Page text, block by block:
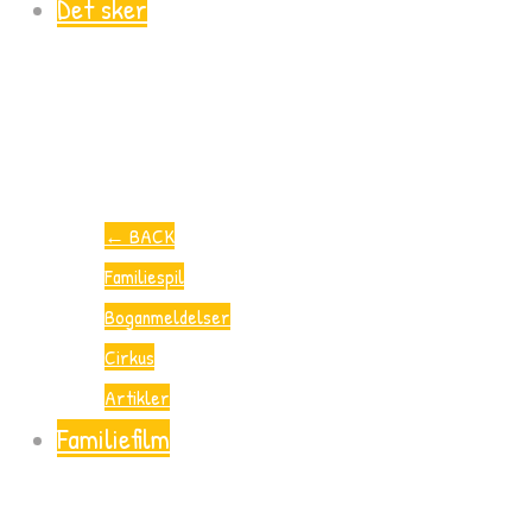
Det sker
← BACK
Familiespil
Boganmeldelser
Cirkus
Artikler
Familiefilm